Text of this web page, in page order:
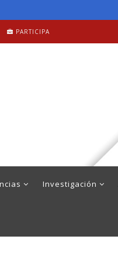
PARTICIPA
Investigación